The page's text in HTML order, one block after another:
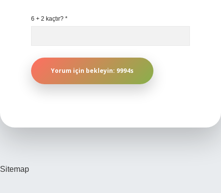
6 + 2 kaçtır? *
Sitemap